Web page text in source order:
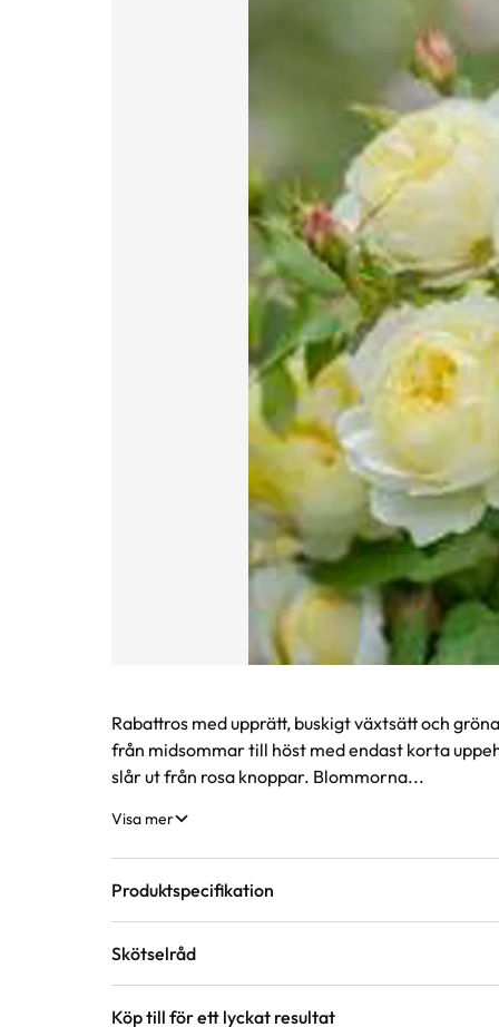
Produktinformation
Rabattros med upprätt, buskigt växtsätt och
från midsommar till höst med endast korta
slår ut från rosa knoppar. Blommorna...
Visa mer
Produktspecifikation
Krukstorlek
Skötselråd
Köp till för ett lyckat resultat